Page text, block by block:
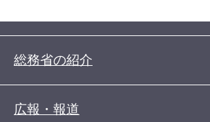
総務省の紹介
広報・報道